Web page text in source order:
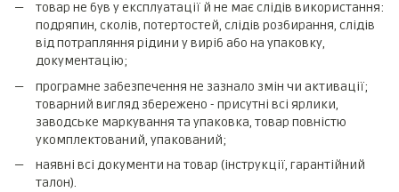
товар не був у експлуатації й не має слідів використання:
подряпин, сколів, потертостей, слідів розбирання, слідів
від потрапляння рідини у виріб або на упаковку,
документацію;
програмне забезпечення не зазнало змін чи активації;
товарний вигляд збережено - присутні всі ярлики,
заводське маркування та упаковка, товар повністю
укомплектований, упакований;
наявні всі документи на товар (інструкції, гарантійний
талон).